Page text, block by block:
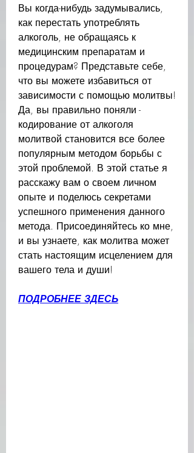
Вы когда-нибудь задумывались,
как перестать употреблять
алкоголь, не обращаясь к
медицинским препаратам и
процедурам? Представьте себе,
что вы можете избавиться от
зависимости с помощью молитвы!
Да, вы правильно поняли -
кодирование от алкоголя
молитвой становится все более
популярным методом борьбы с
этой проблемой. В этой статье я
расскажу вам о своем личном
опыте и поделюсь секретами
успешного применения данного
метода. Присоединяйтесь ко мне,
и вы узнаете, как молитва может
стать настоящим исцелением для
вашего тела и души!
ПОДРОБНЕЕ ЗДЕСЬ